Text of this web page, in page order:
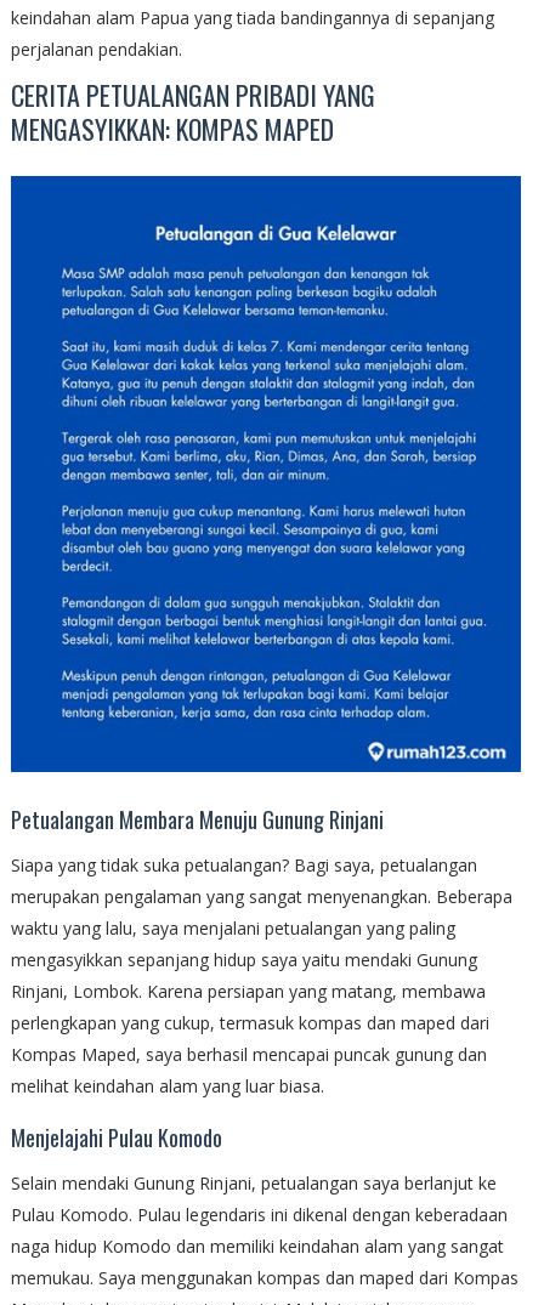
keindahan alam Papua yang tiada bandingannya di sepanjang
perjalanan pendakian.
CERITA PETUALANGAN PRIBADI YANG
MENGASYIKKAN: KOMPAS MAPED
Petualangan Membara Menuju Gunung Rinjani
Siapa yang tidak suka petualangan? Bagi saya, petualangan
merupakan pengalaman yang sangat menyenangkan. Beberapa
waktu yang lalu, saya menjalani petualangan yang paling
mengasyikkan sepanjang hidup saya yaitu mendaki Gunung
Rinjani, Lombok. Karena persiapan yang matang, membawa
perlengkapan yang cukup, termasuk kompas dan maped dari
Kompas Maped, saya berhasil mencapai puncak gunung dan
melihat keindahan alam yang luar biasa.
Menjelajahi Pulau Komodo
Selain mendaki Gunung Rinjani, petualangan saya berlanjut ke
Pulau Komodo. Pulau legendaris ini dikenal dengan keberadaan
naga hidup Komodo dan memiliki keindahan alam yang sangat
memukau. Saya menggunakan kompas dan maped dari Kompas